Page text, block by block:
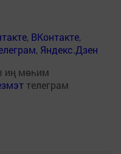
, ВКонтакте,
, Яндекс.Дзен
иң мөһим
телеграм